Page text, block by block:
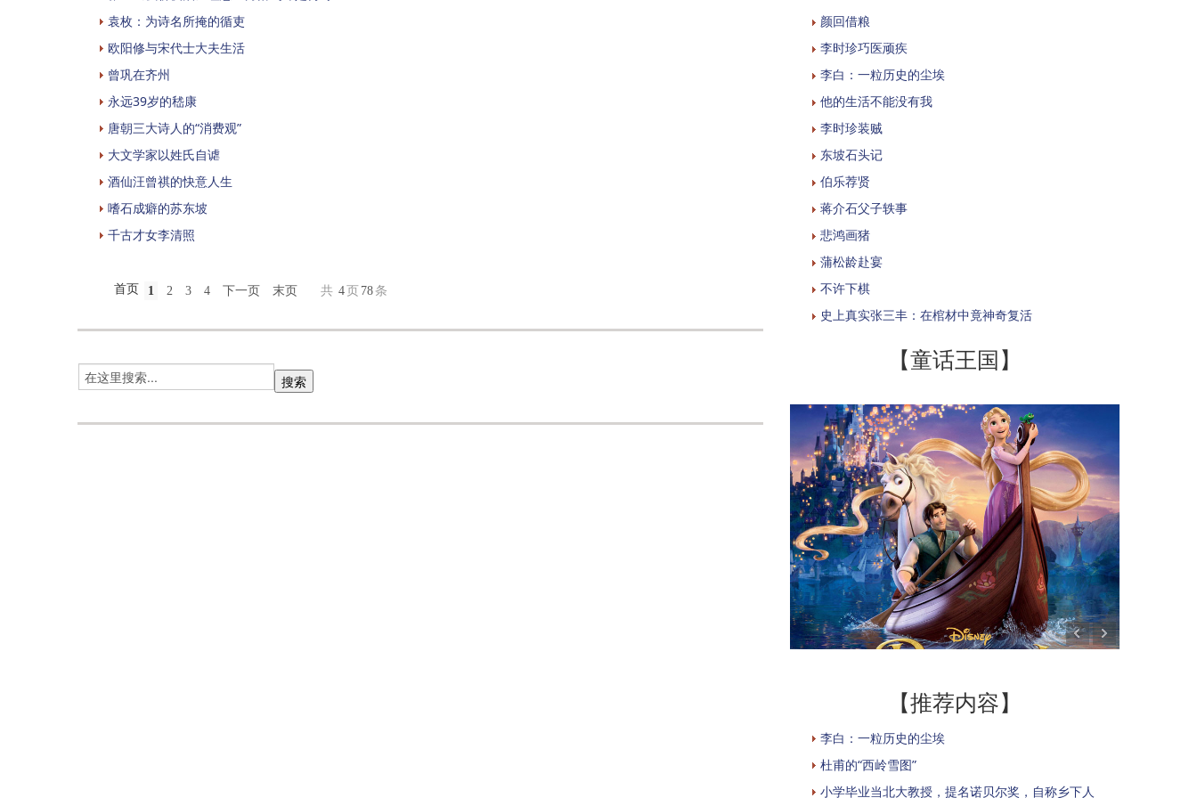
袁枚：为诗名所掩的循吏
欧阳修与宋代士大夫生活
曾巩在齐州
永远39岁的嵇康
唐朝三大诗人的“消费观”
大文学家以姓氏自谑
酒仙汪曾祺的快意人生
嗜石成癖的苏东坡
千古才女李清照
首页 1 2 3 4 下一页 末页 共 4页 78 条
颜回借粮
李时珍巧医顽疾
李白：一粒历史的尘埃
他的生活不能没有我
李时珍装贼
东坡石头记
伯乐荐贤
蒋介石父子轶事
悲鸿画猪
蒲松龄赴宴
不许下棋
史上真实张三丰：在棺材中竟神奇复活
【童话王国】
【推荐内容】
李白：一粒历史的尘埃
杜甫的“西岭雪图”
小学毕业当北大教授，提名诺贝尔奖，自称乡下人